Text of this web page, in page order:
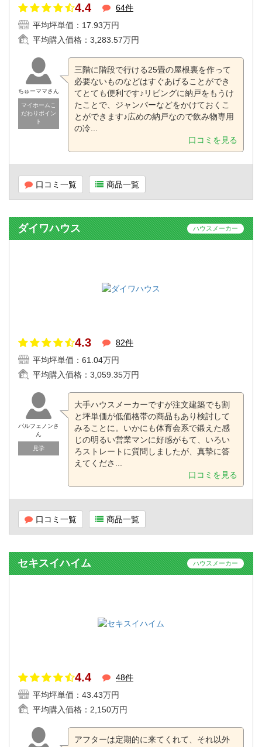
4.4
64件
平均坪単価： 17.93万円
平均購入価格： 3,283.57万円
ちゅーママさん
マイホームこ
だわりポイン
ト
三階に階段で行ける25畳の屋根裏を作って
必要ないものなどはすぐあげることができ
てとても便利です♪リビングに納戸をもうけ
たことで、ジャンパーなどをかけておくこ
とができます♪広めの納戸なので飲み物専用
の冷...
口コミを見る
口コミ一覧 商品一覧
ダイワハウス ハウスメーカー
4.3
82件
平均坪単価： 61.04万円
平均購入価格： 3,059.35万円
パルフェノンさ
ん
見学
大手ハウスメーカーですが注文建築でも割
と坪単価が低価格帯の商品もあり検討して
みることに。いかにも体育会系で鍛えた感
じの明るい営業マンに好感がもて、いろい
ろストレートに質問しましたが、真摯に答
えてくださ...
口コミを見る
口コミ一覧 商品一覧
セキスイハイム ハウスメーカー
4.4
48件
平均坪単価： 43.43万円
平均購入価格： 2,150万円
アフターは定期的に来てくれて、それ以外